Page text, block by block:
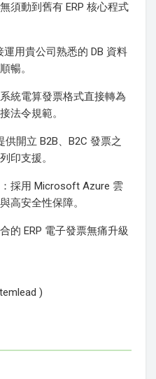
須動到舊有 ERP 核心程式
用貴公司熟悉的 DB 資料
暢。
統電算發票格式直接轉為
法令規範。
供開立 B2B、B2C 發票之
印支援。
採用 Microsoft Azure 雲
高安全性保障。
的 ERP 電子發票無痛升級
)